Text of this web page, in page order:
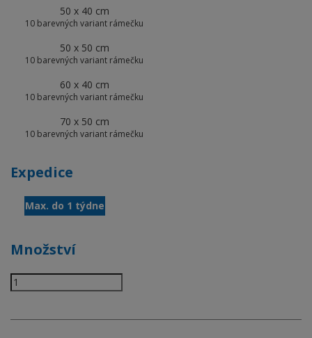
50 x 40 cm
10 barevných variant rámečku
50 x 50 cm
10 barevných variant rámečku
60 x 40 cm
10 barevných variant rámečku
70 x 50 cm
10 barevných variant rámečku
Expedice
Max. do 1 týdne
Množství